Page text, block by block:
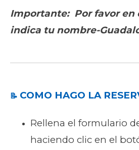
Importante: Por favor en
indica tu nombre-
📝 COMO HAGO LA
Rellena el formulario
haciendo clic en el